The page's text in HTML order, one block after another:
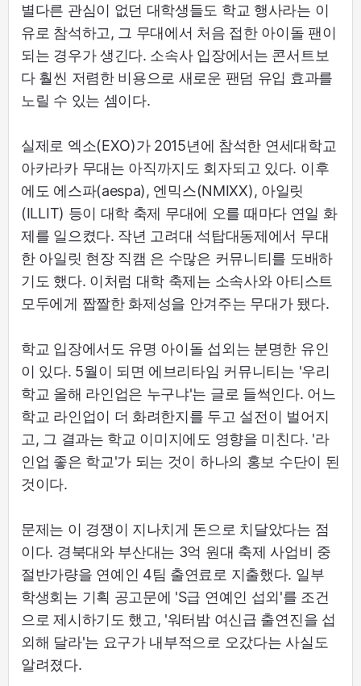
별다른 관심이 없던 대학생들도 학교 행사라는 이
유로 참석하고, 그 무대에서 처음 접한 아이돌 팬이
되는 경우가 생긴다. 소속사 입장에서는 콘서트보
다 훨씬 저렴한 비용으로 새로운 팬덤 유입 효과를
노릴 수 있는 셈이다.
실제로 엑소(EXO)가 2015년에 참석한 연세대학교
아카라카 무대는 아직까지도 회자되고 있다. 이후
에도 에스파(aespa), 엔믹스(NMIXX), 아일릿
(ILLIT) 등이 대학 축제 무대에 오를 때마다 연일 화
제를 일으켰다. 작년 고려대 석탑대동제에서 무대
한 아일릿 현장 직캠 은 수많은 커뮤니티를 도배하
기도 했다. 이처럼 대학 축제는 소속사와 아티스트
모두에게 짭짤한 화제성을 안겨주는 무대가 됐다.
학교 입장에서도 유명 아이돌 섭외는 분명한 유인
이 있다. 5월이 되면 에브리타임 커뮤니티는 '우리
학교 올해 라인업은 누구냐'는 글로 들썩인다. 어느
학교 라인업이 더 화려한지를 두고 설전이 벌어지
고, 그 결과는 학교 이미지에도 영향을 미친다. '라
인업 좋은 학교'가 되는 것이 하나의 홍보 수단이 된
것이다.
문제는 이 경쟁이 지나치게 돈으로 치달았다는 점
이다. 경북대와 부산대는 3억 원대 축제 사업비 중
절반가량을 연예인 4팀 출연료로 지출했다. 일부
학생회는 기획 공고문에 'S급 연예인 섭외'를 조건
으로 제시하기도 했고, '워터밤 여신급 출연진을 섭
외해 달라'는 요구가 내부적으로 오갔다는 사실도
알려졌다.